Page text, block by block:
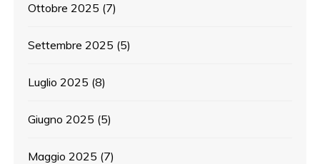
Ottobre 2025 (7)
Settembre 2025 (5)
Luglio 2025 (8)
Giugno 2025 (5)
Maggio 2025 (7)